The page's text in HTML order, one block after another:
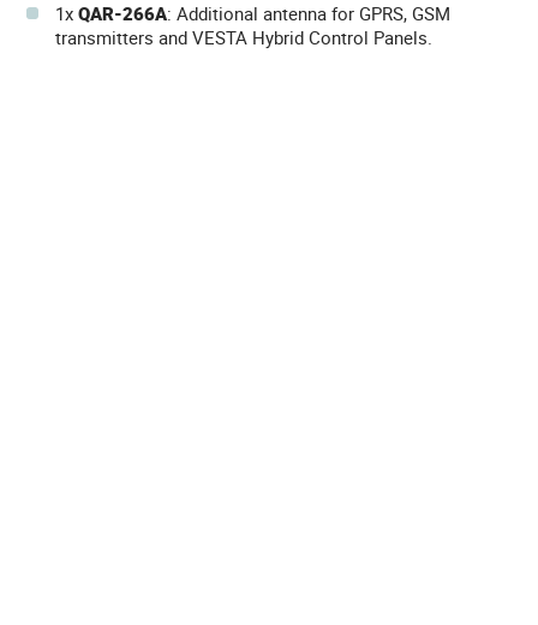
1x QAR-266A: Additional antenna for GPRS, GSM
transmitters and VESTA Hybrid Control Panels.